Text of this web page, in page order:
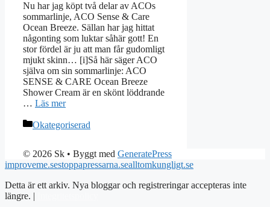
Nu har jag köpt två delar av ACOs
sommarlinje, ACO Sense & Care
Ocean Breeze. Sällan har jag hittat
någonting som luktar såhär gott! En
stor fördel är ju att man får gudomligt
mjukt skinn… [i]Så här säger ACO
själva om sin sommarlinje: ACO
SENSE & CARE Ocean Breeze
Shower Cream är en skönt löddrande
… Läs mer
Kategorier
Okategoriserad
© 2026 Sk • Byggt med GeneratePress
improveme.sestoppapressarna.sealltomkungligt.se
Detta är ett arkiv. Nya bloggar och registreringar accepteras inte
längre. |